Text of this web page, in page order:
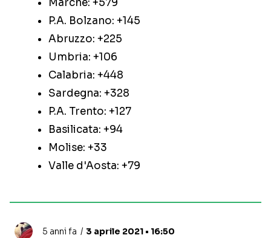
Marche: +579
P.A. Bolzano: +145
Abruzzo: +225
Umbria: +106
Calabria: +448
Sardegna: +328
P.A. Trento: +127
Basilicata: +94
Molise: +33
Valle d'Aosta: +79
5 anni fa 3 aprile 2021 • 16:50